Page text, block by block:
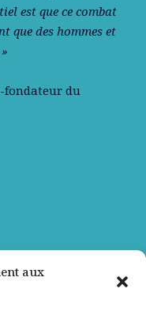
aux
est que ce combat
que des hommes et
fondateur du